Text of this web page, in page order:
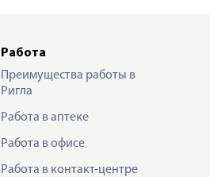
Работа
Преимущества работы в
Ригла
Работа в аптеке
Работа в офисе
Работа в контакт-центре